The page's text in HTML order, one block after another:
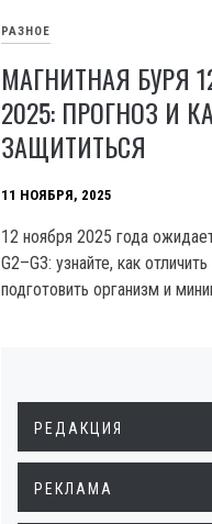
РАЗНОЕ
МАГНИТНАЯ БУРЯ
2025: ПРОГНОЗ И
ЗАЩИТИТЬСЯ
11 НОЯБРЯ, 2025
12 ноября 2025 года
G2–G3: узнайте, как
подготовить организм и
РЕДАКЦИЯ
РЕКЛАМА